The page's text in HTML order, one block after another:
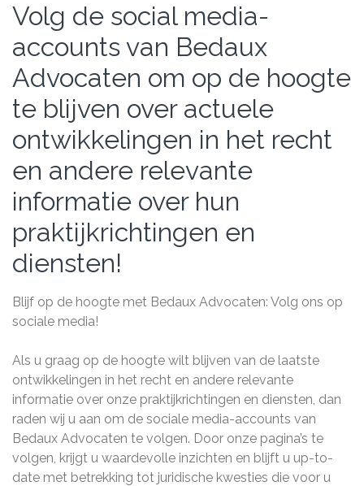
Volg de social media-
accounts van Bedaux
Advocaten om op de hoogte
te blijven over actuele
ontwikkelingen in het recht
en andere relevante
informatie over hun
praktijkrichtingen en
diensten!
Blijf op de hoogte met Bedaux Advocaten: Volg ons op
sociale media!
Als u graag op de hoogte wilt blijven van de laatste
ontwikkelingen in het recht en andere relevante
informatie over onze praktijkrichtingen en diensten, dan
raden wij u aan om de sociale media-accounts van
Bedaux Advocaten te volgen. Door onze pagina’s te
volgen, krijgt u waardevolle inzichten en blijft u up-to-
date met betrekking tot juridische kwesties die voor u